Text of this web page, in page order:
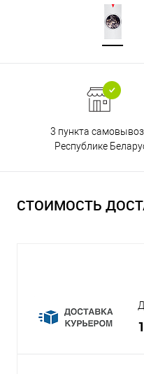
3 пункта
Республике
СТОИМОСТЬ